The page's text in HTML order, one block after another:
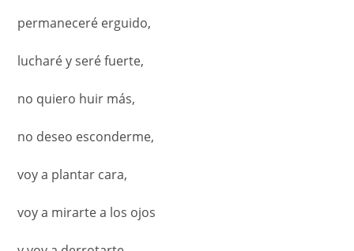
permaneceré erguido,
lucharé y seré fuerte,
no quiero huir más,
no deseo esconderme,
voy a plantar cara,
voy a mirarte a los ojos